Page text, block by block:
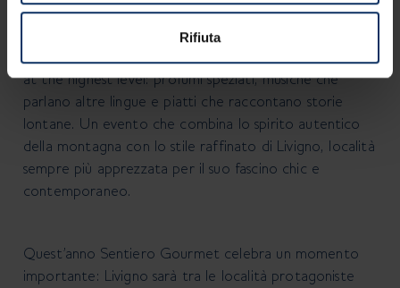
Rifiuta
chilometri di cammino nellaValle del Vago, dove i
panorami alpini sprigionano l’essenza del luogo e il
viaggio tra le cucine del mondo racconta un’esperienza
at the highest level: profumi speziati, musiche che
parlano altre lingue e piatti che raccontano storie
lontane. Un evento che combina lo spirito autentico
della montagna con lo stile raffinato di Livigno, località
sempre più apprezzata per il suo fascino chic e
contemporaneo.
Quest’anno Sentiero Gourmet celebra un momento
importante: Livigno sarà tra le località protagoniste